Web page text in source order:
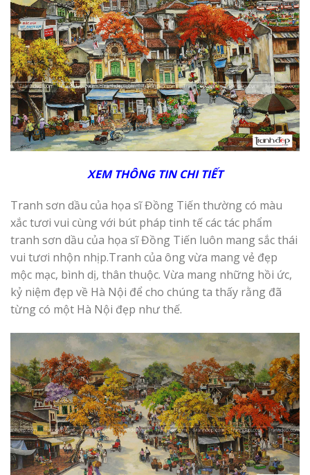
XEM THÔNG TIN CHITIẾT
Tranh sơn dầu của họa sĩ Đồng Tiến thường có màu
xắc tươi vui cùng với bút pháp tinh tế các tác phẩm
tranh sơn dầu của họa sĩ Đồng Tiến luôn mang sắc thái
vui tươi nhộn nhịp.Tranh của ông vừa mang vẻ đẹp
mộc mạc, bình dị, thân thuộc. Vừa mang những hồi ức,
kỷ niệm đẹp về Hà Nội để cho chúng ta thấy rằng đã
từng có một Hà Nội đẹp như thế.